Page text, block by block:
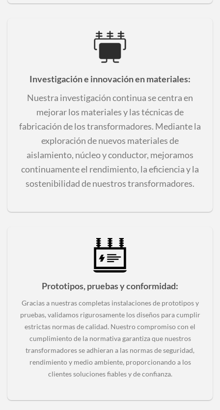
Investigación e innovación en materiales:
Nuestra investigación continua se centra en
mejorar los materiales y las técnicas de
fabricación de los transformadores. Mediante la
exploración de nuevos materiales de
aislamiento, núcleo y conductor, mejoramos
continuamente el rendimiento, la eficiencia y la
sostenibilidad de nuestros transformadores.
Prototipos, pruebas y conformidad:
Gracias a nuestras completas instalaciones de prototipos y
pruebas, validamos rigurosamente los diseños para cumplir
estrictas normas de calidad. Nuestro compromiso con el
cumplimiento de la normativa garantiza que nuestros
transformadores se adhieran a las normas de seguridad,
rendimiento y medio ambiente, proporcionando a los
clientes soluciones fiables y de confianza.